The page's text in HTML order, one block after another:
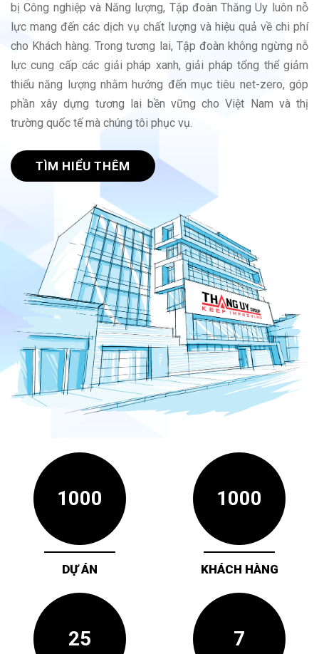
bị Công nghiệp và Năng lượng, Tập đoàn Thăng Uy luôn nỗ
lực mang đến các dịch vụ chất lượng và hiệu quả về chi phí
cho Khách hàng. Trong tương lai, Tập đoàn không ngừng nỗ
lực cung cấp các giải pháp xanh, giải pháp tổng thể giảm
thiểu năng lượng nhằm hướng đến mục tiêu net-zero, góp
phần xây dựng tương lai bền vững cho Việt Nam và thị
trường quốc tế mà chúng tôi phục vụ.
TÌM HIỂU THÊM
1000
DỰ ÁN
1000
KHÁCH HÀNG
25 7